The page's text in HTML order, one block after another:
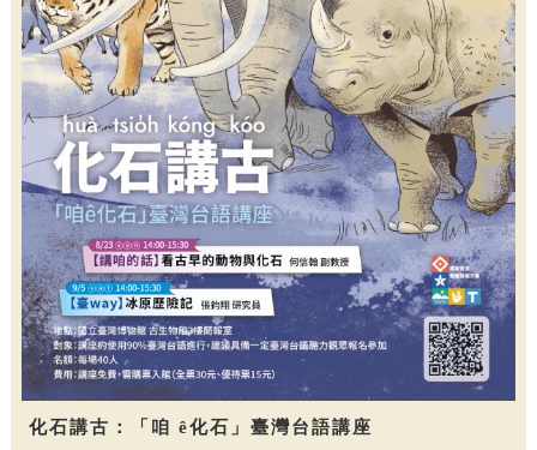
化石講古：「咱 ê化石」臺灣台語講座